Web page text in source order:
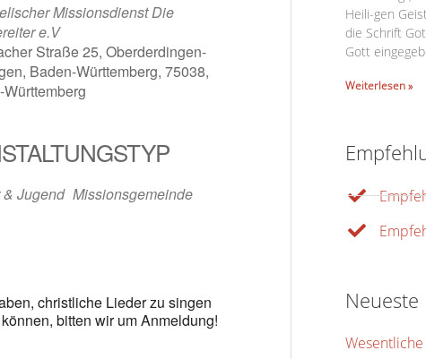
Missionsdienst Die
e.V
Straße 25, Oberderdingen-
Baden-Württemberg, 75038,
Jugend Missionsgemeinde
christliche Lieder zu singen
bitten wir um Anmeldung!
Heili-gen
die Schrift
Gott
Weiterlesen »